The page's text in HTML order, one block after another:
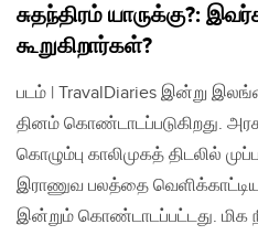
சுதந்திரம் யாருக்கு?:
கூறுகிறார்கள்?
படம் | TravalDiaries இன்று
தினம் கொண்டாடப்படுகிறது.
கொழும்பு காலிமுகத் திடலில்
இராணுவ பலத்தை
இன்றும் கொண்டாடப்பட்டது. மிக